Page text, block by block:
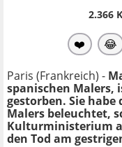
2.366
❤️ 😂
Paris (Frankreich) -
spanischen Malers,
gestorben. Sie habe
Malers beleuchtet,
Kulturministerium
den Tod am